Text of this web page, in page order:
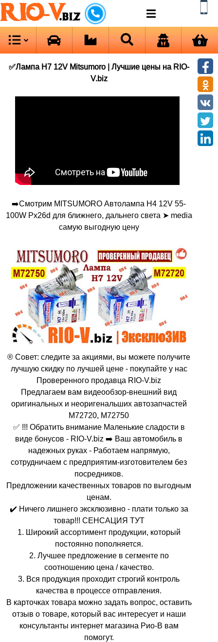
RIO-V.biz
0
✅Лампа Н7 12V Mitsumoro | Лучшие цены на RIO-
V.biz
➡️Смотрим MITSUMORO Автолампа Н4 12V 55-
100W Px26d для ближнего, дальнего света ➤ media
самую выгодную цену
® Совет: следите за акциями, вы можете получите
лучшую скидку по лучшей цене - покупайте у нас
Проверенного продавца RIO-V.biz
Предлагаем вам видеообзор-внешний вид
оригинальных и неоригенальших автозапчастей
M72720, M72750
✅ !!! Обратить внимание Маленькие сладости в
виде бонусов - RIO-V.biz ➡️ Ваш автомобиль в
надежных руках - Работаем напрямую,
сотрудничаем с предприятим-изготовителем без
посредников.
Предложении качественных товаров по выгодным
ценам.
✔️ Ничего лишнего эксклюзивно - плати только за
товар!!! СЕНСАЦИЯ ТУТ
1. Широкий ассортимент продукции, который
постоянно пополняется.
2. Лучшее предложение в сегменте по
соотношению цена / качество.
3. Вся продукция проходит строгий контроль
качества в процессе отправления.
В карточках товара можно задать вопрос, оставить
отзыв о товаре, который вас интересует и наши
консультанты интернет магазина Рио-В вам
помогут.